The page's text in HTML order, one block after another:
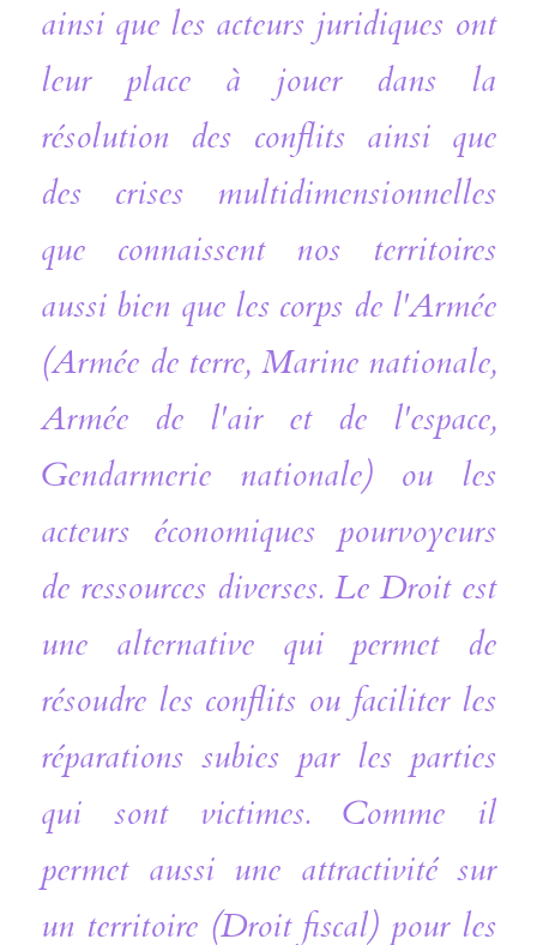
ainsi que les acteurs juridiques ont
leur place à jouer dans la
résolution des conflits ainsi que
des crises multidimensionnelles
que connaissent nos territoires
aussi bien que les corps de l'Armée
(Armée de terre, Marine nationale,
Armée de l'air et de l'espace,
Gendarmerie nationale) ou les
acteurs économiques pourvoyeurs
de ressources diverses. Le Droit est
une alternative qui permet de
résoudre les conflits ou faciliter les
réparations subies par les parties
qui sont victimes. Comme il
permet aussi une attractivité sur
un territoire (Droit fiscal) pour les